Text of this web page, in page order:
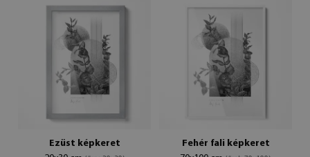
Ezüst képkeret
Fehér fali képkeret